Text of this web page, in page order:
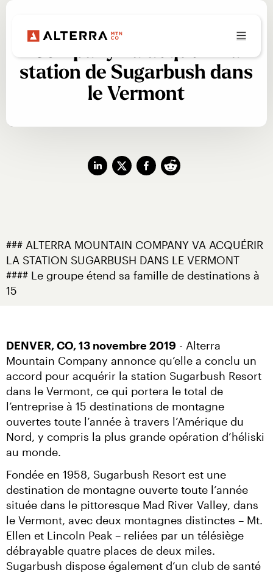
Alterra Mountain
Company va acquérir la
station de Sugarbush dans
le Vermont
### ALTERRA MOUNTAIN COMPANY VA ACQUÉRIR
LA STATION SUGARBUSH DANS LE VERMONT
#### Le groupe étend sa famille de destinations à
15
DENVER, CO, 13 novembre 2019 - Alterra
Mountain Company annonce qu’elle a conclu un
accord pour acquérir la station Sugarbush Resort
dans le Vermont, ce qui portera le total de
l’entreprise à 15 destinations de montagne
ouvertes toute l’année à travers l’Amérique du
Nord, y compris la plus grande opération d’héliski
au monde.
Fondée en 1958, Sugarbush Resort est une
destination de montagne ouverte toute l’année
située dans le pittoresque Mad River Valley, dans
le Vermont, avec deux montagnes distinctes – Mt.
Ellen et Lincoln Peak – reliées par un télésiège
débrayable quatre places de deux miles.
Sugarbush dispose également d’un club de santé